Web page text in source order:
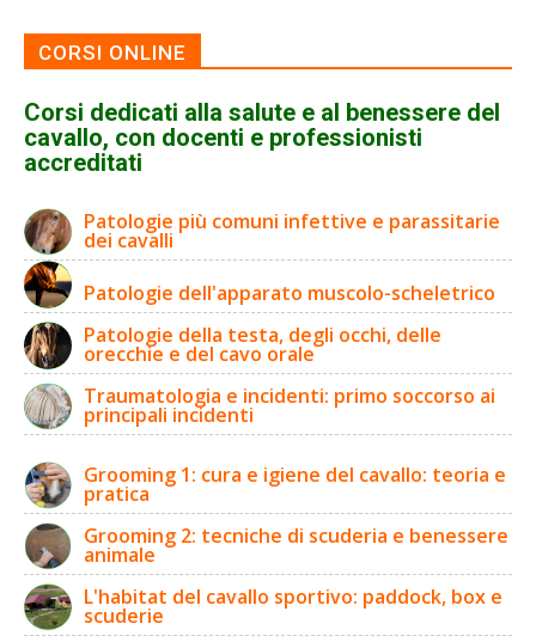
CORSI ONLINE
Corsi dedicati alla salute e al benessere del
cavallo, con docenti e professionisti
accreditati
Patologie più comuni infettive e parassitarie
dei cavalli
Patologie dell'apparato muscolo-scheletrico
Patologie della testa, degli occhi, delle
orecchie e del cavo orale
Traumatologia e incidenti: primo soccorso ai
principali incidenti
Grooming 1: cura e igiene del cavallo: teoria e
pratica
Grooming 2: tecniche di scuderia e benessere
animale
L'habitat del cavallo sportivo: paddock, box e
scuderie